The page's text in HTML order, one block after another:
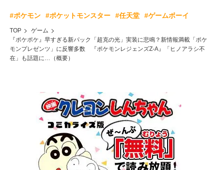
#ポケモン #ポケットモンスター #任天堂 #ゲームボーイ
TOP
ゲーム
『ポケポケ』早すぎる新パック「超克の光」実装に悲鳴？新情報満載「ポケ
モンプレゼンツ」に反響多数 『ポケモンレジェンズZ-A』「ヒノアラシ不
在」も話題に…（概要）